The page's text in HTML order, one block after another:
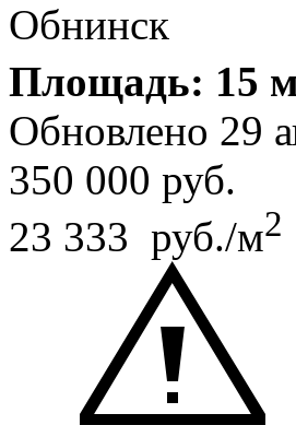
Обнинск
Площадь: 15
Обновлено 29
350 000 руб.
23 333 руб./м2